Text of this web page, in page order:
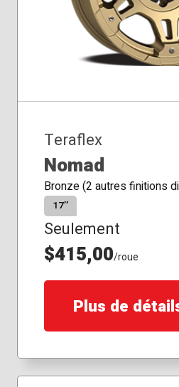
Teraflex
Nomad
Bronze (2 autres finitions
17″
Seulement
$415,00/roue
Plus de